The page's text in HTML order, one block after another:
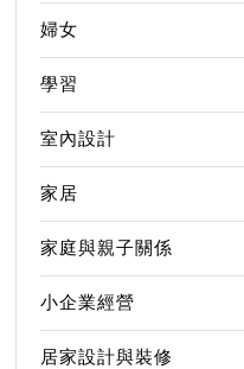
婦女
學習
室內設計
家居
家庭與親子關係
小企業經營
居家設計與裝修